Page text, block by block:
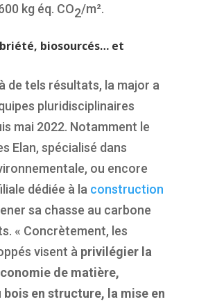
kg éq. CO2/m².
biosourcés… et
de tels résultats, la major a
pluridisciplinaires
mai 2022. Notamment le
Elan, spécialisé dans
ou encore
dédiée à la construction
sa chasse au carbone
« Concrètement, les
visent à privilégier la
de matière,
bois en structure, la mise en